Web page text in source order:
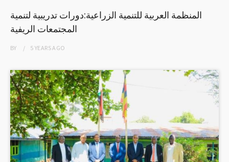
المنظمة العربية للتنمية الزراعية:دورات تدريبية لتنمية
المجتمعات الريفية
BY 5 YEARSAGO